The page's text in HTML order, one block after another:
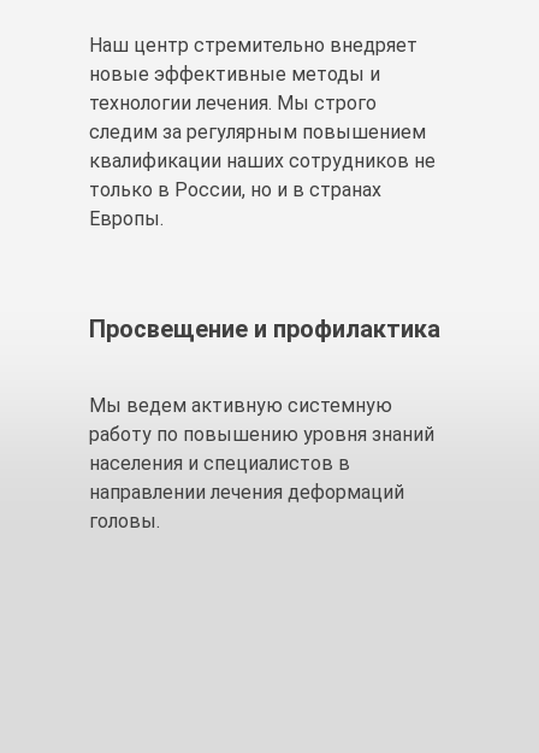
Просвещение и профилактика
Наш центр стремительно внедряет
новые эффективные методы и
технологии лечения. Мы строго
следим за регулярным повышением
квалификации наших сотрудников не
только в России, но и в странах
Европы.
Мы ведем активную системную
работу по повышению уровня знаний
населения и специалистов в
направлении лечения деформаций
головы.